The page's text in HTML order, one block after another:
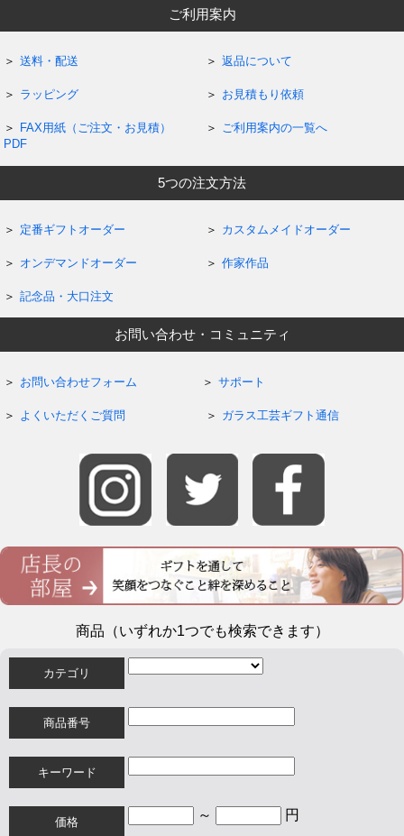
ご利用案内
送料・配送 返品について
ラッピング お見積もり依頼
FAX用紙（ご注文・お見積）
PDF
ご利用案内の一覧へ
5つの注文方法
定番ギフトオーダー カスタムメイドオーダー
オンデマンドオーダー 作家作品
記念品・大口注文
お問い合わせ・コミュニティ
お問い合わせフォーム サポート
よくいただくご質問 ガラス工芸ギフト通信
商品（いずれか1つでも検索できます）
カテゴリ
商品番号
キーワード
価格 ～ 円